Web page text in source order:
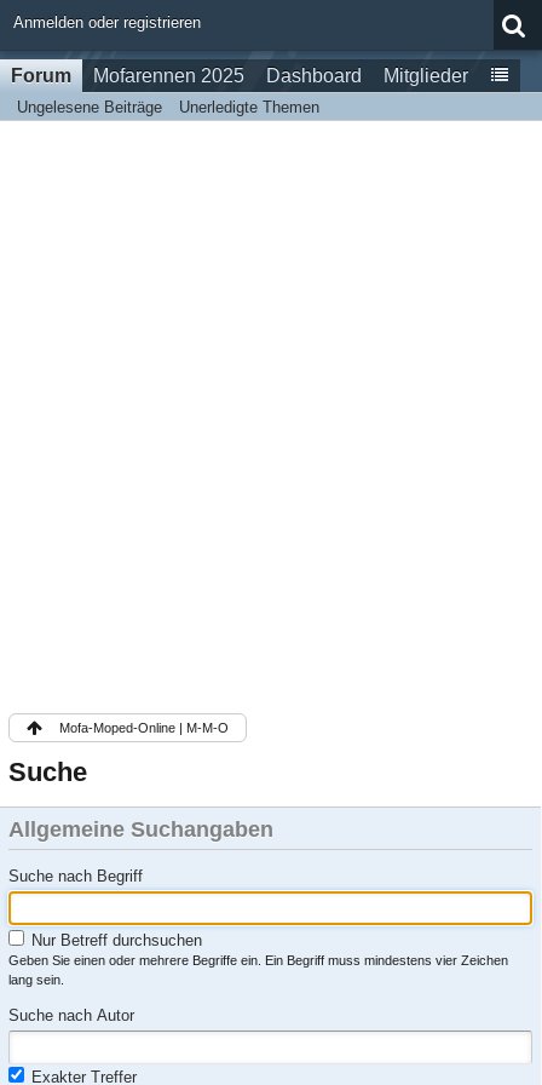
Anmelden oder registrieren
Forum Mofarennen 2025 Dashboard Mitglieder
Ungelesene Beiträge Unerledigte Themen
Mofa-Moped-Online | M-M-O
Suche
Allgemeine Suchangaben
Suche nach Begriff
Nur Betreff durchsuchen
Geben Sie einen oder mehrere Begriffe ein. Ein Begriff muss mindestens vier Zeichen
lang sein.
Suche nach Autor
Exakter Treffer